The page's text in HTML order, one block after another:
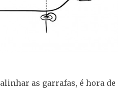
as garrafas, é hora de